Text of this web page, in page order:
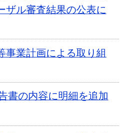
ザル審査結果の公表に
事業計画による取り組
書の内容に明細を追加